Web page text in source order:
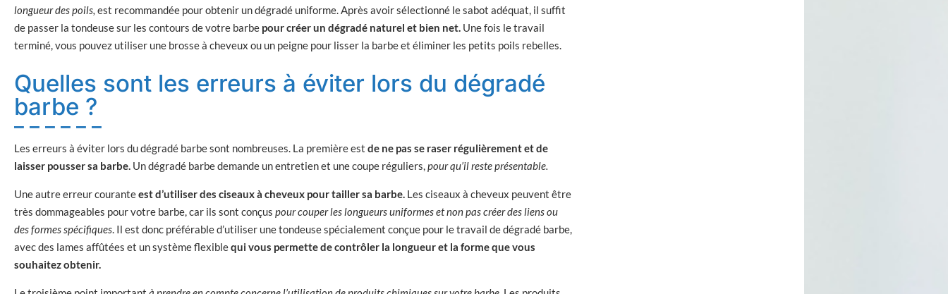
longueur des poils, est recommandée pour obtenir un dégradé uniforme. Après avoir sélectionné le sabot adéquat, il suffit
de passer la tondeuse sur les contours de votre barbe pour créer un dégradé naturel et bien net. Une fois le travail
terminé, vous pouvez utiliser une brosse à cheveux ou un peigne pour lisser la barbe et éliminer les petits poils rebelles.
Quelles sont les erreurs à éviter lors du dégradé
barbe ?
Les erreurs à éviter lors du dégradé barbe sont nombreuses. La première est de ne pas se raser régulièrement et de
laisser pousser sa barbe. Un dégradé barbe demande un entretien et une coupe réguliers,pour qu’il reste présentable.
Une autre erreur couranteest d’utiliser des ciseaux à cheveux pour tailler sa barbe. Les ciseaux à cheveux peuvent être
très dommageables pour votre barbe, car ils sont conçus pour couper les longueurs uniformes et non pas créer des liens ou
des formes spécifiques. Il est donc préférable d’utiliser une tondeuse spécialement conçue pour le travail de dégradé barbe,
avec des lames affûtées et un système flexiblequi vous permette de contrôler la longueur et la forme que vous
souhaitez obtenir.